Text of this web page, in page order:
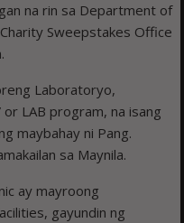
na rin sa Department of
Sweepstakes Office
Laboratoryo,
LAB program, na isang
maybahay ni Pang.
sa Maynila.
ay mayroong
gayundin ng